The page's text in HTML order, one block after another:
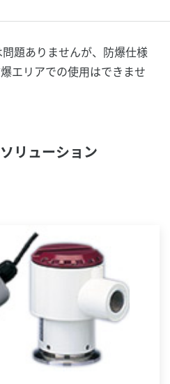
題ありませんが、防爆仕様
エリアでの使用はできませ
リューション